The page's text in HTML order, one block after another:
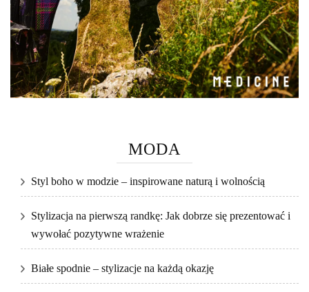
MODA
Styl boho w modzie – inspirowane naturą i wolnością
Stylizacja na pierwszą randkę: Jak dobrze się prezentować i
wywołać pozytywne wrażenie
Białe spodnie – stylizacje na każdą okazję